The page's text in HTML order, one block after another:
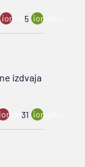
ion:minus
5 ion:plus
izdvaja
31 ion:plus